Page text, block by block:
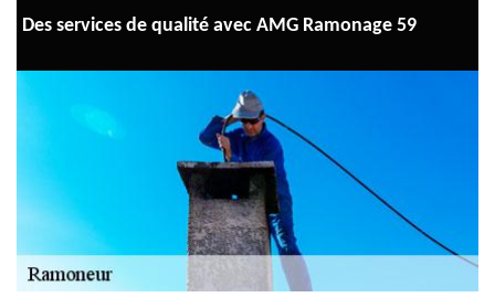
Des services de qualité avec AMG Ramonage 59